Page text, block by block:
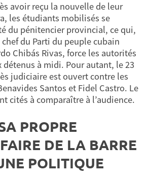
avoir reçu la nouvelle de leur
les étudiants mobilisés se
du pénitencier provincial, ce qui,
du Parti du peuple cubain
Chibás Rivas, force les autorités
détenus à midi. Pour autant, le 23
judiciaire est ouvert contre les
Santos et Fidel Castro. Le
cités à comparaître à l’audience.
PROPRE
DE LA BARRE
POLITIQUE